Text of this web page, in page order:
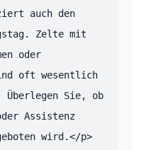
auch den
Zelte mit
oder
oft wesentlich
Überlegen Sie, ob
Assistenz
wird.</p>